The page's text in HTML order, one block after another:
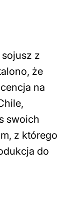
z
że
na
swoich
z którego
do